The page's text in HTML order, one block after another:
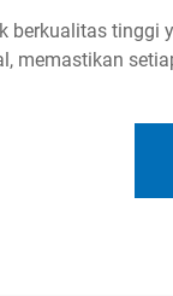
berkualitas
memastikan